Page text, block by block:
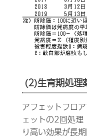
(2)生育期処理
アフェットフロ
ェットの2回処
り高い効果が長